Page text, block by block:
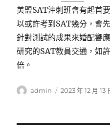
美盟SAT沖刺班會有起首
以或許考到SAT幾分，會
針對測試的成果來婚配響
研究的SAT教員交通，如
倍。
作
admin
發
2023 年 12 月 13